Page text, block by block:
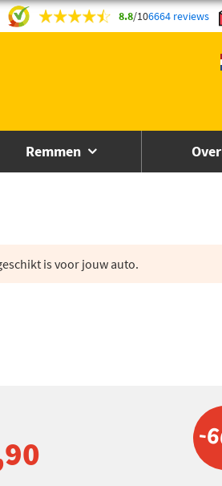
8.8/106664 reviews
Remmen
is voor jouw auto.
-